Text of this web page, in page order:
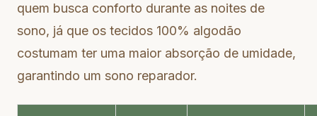
quem busca conforto durante as noites de
sono, já que os tecidos 100% algodão
costumam ter uma maior absorção de umidade,
garantindo um sono reparador.